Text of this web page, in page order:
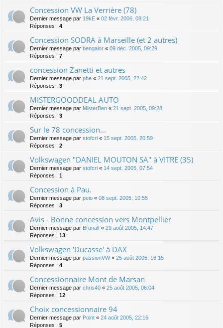
Concession VW La Verrière (78)
Dernier message par 19kE « 02 févr. 2006, 08:21
Réponses : 4
Concession SODRA à Marseille (et 2 autres)
Dernier message par bengalor « 09 déc. 2005, 09:29
Réponses : 7
concession Zanetti et autres
Dernier message par phe « 21 sept. 2005, 22:42
Réponses : 3
MISTERGOODDEAL AUTO
Dernier message par MisterBen « 21 sept. 2005, 09:28
Réponses : 3
Sur le 78 concession...
Dernier message par stofcri « 15 sept. 2005, 20:59
Réponses : 2
Volkswagen "DANIEL MOUTON SA" à VITRE (35)
Dernier message par stofcri « 14 sept. 2005, 07:54
Réponses : 1
Concession à Pau.
Dernier message par peio « 08 sept. 2005, 10:55
Réponses : 3
Avis - Bonne concession vers Montpellier
Dernier message par Brunalf « 29 août 2005, 14:47
Réponses : 13
Volkswagen 'Ducasse' à DAX
Dernier message par passionVW« 25 août 2005, 16:15
Réponses : 4
Concessionnaire Mont de Marsan
Dernier message par chris40 « 25 août 2005, 06:04
Réponses : 12
Choix concessionnaire 94
Dernier message par Point « 24 août 2005, 22:16
Réponses : 5